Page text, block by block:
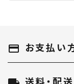
payment お支払い
送料・配